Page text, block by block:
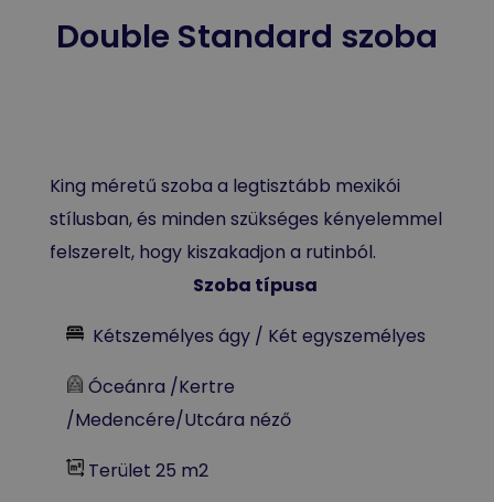
Double Standard szoba
King méretű szoba a legtisztább mexikói
stílusban, és minden szükséges kényelemmel
felszerelt, hogy kiszakadjon a rutinból.
Szoba típusa
Kétszemélyes ágy / Két egyszemélyes
Óceánra /Kertre
/Medencére/Utcára néző
Terület 25 m2